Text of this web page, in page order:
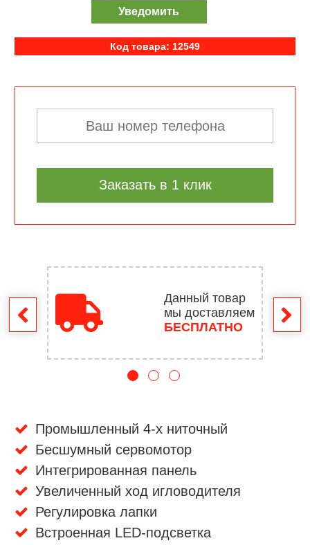
Уведомить
Код товара: 12549
Заказать в 1 клик
Данный товар
мы доставляем
БЕСПЛАТНО
Промышленный 4-х ниточный
Бесшумный сервомотор
Интегрированная панель
Увеличенный ход игловодителя
Регулировка лапки
Встроенная LED-подсветка